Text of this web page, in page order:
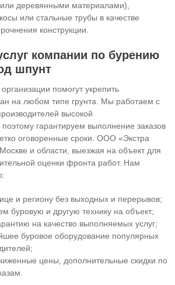
деревянными материалами),
или стальные трубы в качестве
конструкции.
компании по бурению
шпунт
помогут укрепить
на любом типе грунта. Мы работаем с
высокой
поэтому гарантируем выполнение заказов
оговоренные сроки. ООО «Экстра
и области, выезжая на объект для
оценки фронта работ. Нам
и региону без выходных и перерывов;
буровую и другую технику на объект;
на качество выполняемых услуг;
буровое оборудование популярных
цены, дополнительные скидки по